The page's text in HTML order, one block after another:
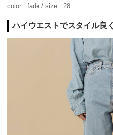
color : fade / size : 28
ハイウエストでスタイル良く